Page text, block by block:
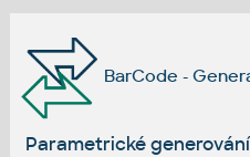
BarCode -
Parametrické